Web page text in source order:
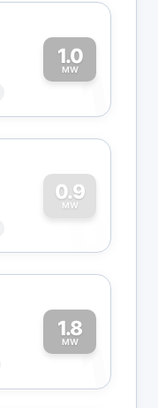
1.0
MW1
0.9
MW
0
1.8
MW1